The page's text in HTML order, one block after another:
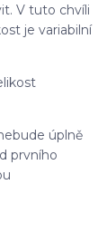
V tuto chvíli
je variabilní
úplně
prvního